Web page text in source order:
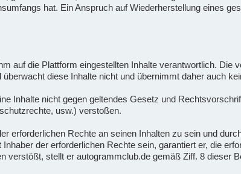
hat. Ein Anspruch auf Wiederherstellung eines
auf die Plattform eingestellten Inhalte verantwortlich.
diese Inhalte nicht und übernimmt daher auch
Inhalte nicht gegen geltendes Gesetz und
usw.) verstoßen.
erforderlichen Rechte an seinen Inhalten zu sein und
der erforderlichen Rechte sein, garantiert er, die
verstößt, stellt er autogrammclub.de gemäß Ziff. 8 dieser